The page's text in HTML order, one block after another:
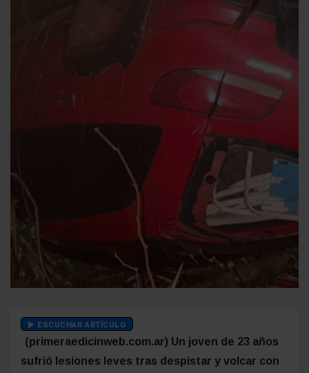
ESCUCHAR ARTÍCULO
(primeraedicinweb.com.ar) Un joven de 23 años
sufrió lesiones leves tras despistar y volcar con